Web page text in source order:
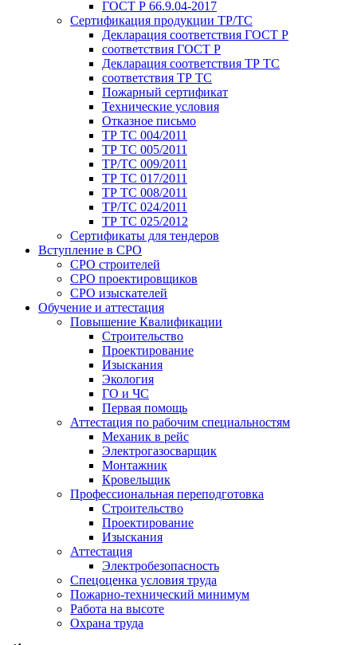
ГОСТ Р 66.9.04-2017
Сертификация продукции ТР/ТС
Декларация соответствия ГОСТ Р
соответствия ГОСТ Р
Декларация соответствия ТР ТС
соответствия ТР ТС
Пожарный сертификат
Технические условия
Отказное письмо
ТР ТС 004/2011
ТР ТС 005/2011
ТР/ТС 009/2011
ТР ТС 017/2011
ТР ТС 008/2011
ТР/ТС 024/2011
ТР ТС 025/2012
Сертификаты для тендеров
Вступление в СРО
СРО строителей
СРО проектировщиков
СРО изыскателей
Обучение и аттестация
Повышение Квалификации
Строительство
Проектирование
Изыскания
Экология
ГО и ЧС
Первая помощь
Аттестация по рабочим специальностям
Механик в рейс
Электрогазосварщик
Монтажник
Кровельщик
Профессиональная переподготовка
Строительство
Проектирование
Изыскания
Аттестация
Электробезопасность
Спецоценка условия труда
Пожарно-технический минимум
Работа на высоте
Охрана труда